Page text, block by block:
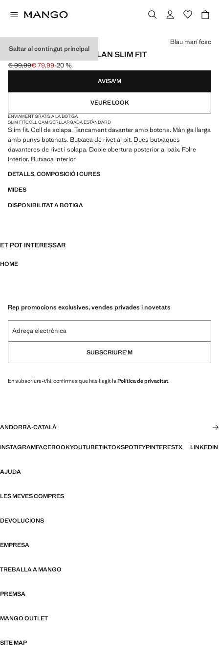
Saltar al contingut principal
AMERICANA VESTIT MILAN SLIM FIT
Preu inicial ratllat [€ 99,99 ]
€ 99,99
Preu actual [€ 79,99 ]
€ 79,99-20 %
Selecciona un color
Blau marí fosc
AVISA'M
VEURE LOOK
ENVIAMENT GRATIS A LA BOTIGA
SLIM FITCOLL CAMISERLLARGADA ESTÀNDARD
Slim fit. Coll de solapa. Tancament davanter amb botons. Màniga llarga
amb punys botonats. Butxaca de rivet al pit. Dues butxaques
davanteres de rivet i solapa. Doble obertura posterior al baix. Folre
interior. Butxaca interior
DETALLS, COMPOSICIÓ I CURES
MIDES
DISPONIBILITAT A BOTIGA
ET POT INTERESSAR
HOME
Rep promocions exclusives, vendes privades i novetats
Adreça electrònica
SUBSCRIURE'M
En subscriure-t'hi, confirmes que has llegit la Política de privacitat.
ANDORRA·CATALÀ
INSTAGRAMFACEBOOKYOUTUBETIKTOKSPOTIFYPINTERESTX LINKEDIN
AJUDA
LES MEVES COMPRES
DEVOLUCIONS
EMPRESA
TREBALLA A MANGO
PREMSA
MANGO OUTLET
SITE MAP